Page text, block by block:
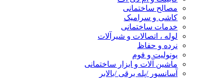
مصالح ساختمانی
کاشی و سرامیک
خدمات ساختمانی
لوله ، اتصالات و شیرآلات
نرده و حفاظ
یونولیت و فوم
ماشین آلات و ابزار ساختمانی
آسانسور /پله برقی /بالابر